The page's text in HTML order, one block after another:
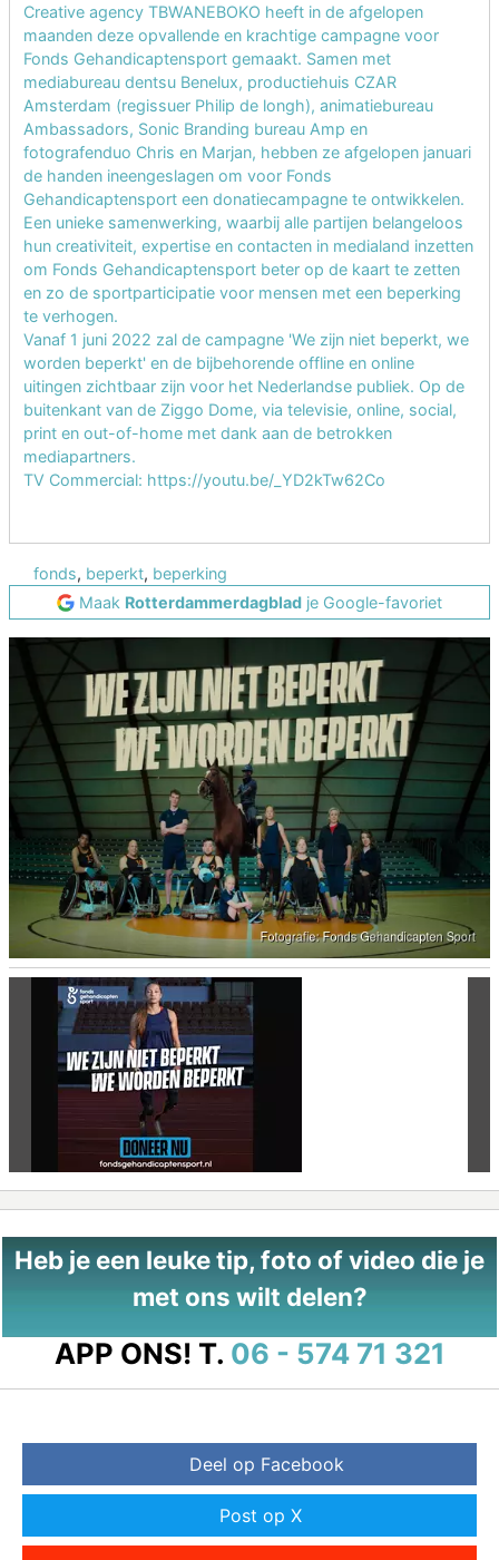
Creative agency TBWANEBOKO heeft in de afgelopen
maanden deze opvallende en krachtige campagne voor
Fonds Gehandicaptensport gemaakt. Samen met
mediabureau dentsu Benelux, productiehuis CZAR
Amsterdam (regissuer Philip de longh), animatiebureau
Ambassadors, Sonic Branding bureau Amp en
fotografenduo Chris en Marjan, hebben ze afgelopen januari
de handen ineengeslagen om voor Fonds
Gehandicaptensport een donatiecampagne te ontwikkelen.
Een unieke samenwerking, waarbij alle partijen belangeloos
hun creativiteit, expertise en contacten in medialand inzetten
om Fonds Gehandicaptensport beter op de kaart te zetten
en zo de sportparticipatie voor mensen met een beperking
te verhogen.
Vanaf 1 juni 2022 zal de campagne 'We zijn niet beperkt, we
worden beperkt' en de bijbehorende offline en online
uitingen zichtbaar zijn voor het Nederlandse publiek. Op de
buitenkant van de Ziggo Dome, via televisie, online, social,
print en out-of-home met dank aan de betrokken
mediapartners.
TV Commercial: https://youtu.be/_YD2kTw62Co
fonds, beperkt, beperking
Maak Rotterdammerdagblad je Google-favoriet
Vorige
Heb je een leuke tip, foto of video die je
met ons wilt delen?
APP ONS! T. 06 - 574 71 321
Deel op Facebook
Post op X